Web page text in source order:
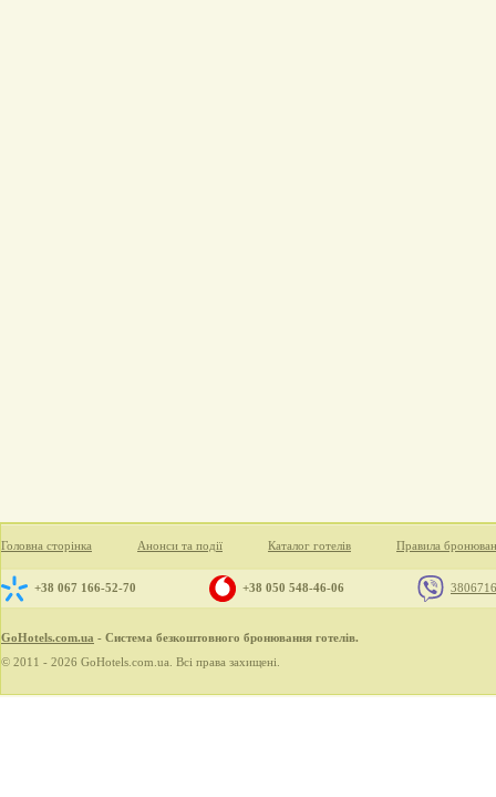
Головна сторінка Анонси та події Каталог готелів Правила
+38 067 166-52-70 +38 050 548-46-06
GoHotels.com.ua - Система безкоштовного бронювання готелів.
© 2011 - 2026 GoHotels.com.ua. Всі права захищені.